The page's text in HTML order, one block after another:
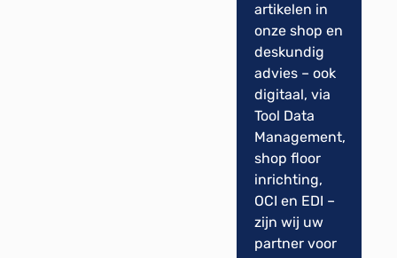
artikelen in
onze shop en
deskundig
advies – ook
digitaal, via
Tool Data
Management,
shop floor
inrichting,
OCI en EDI –
zijn wij uw
partner voor